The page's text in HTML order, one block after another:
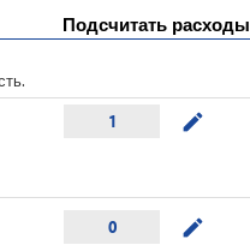
Подсчитать расходы
1 mode_edit
0 mode_edit